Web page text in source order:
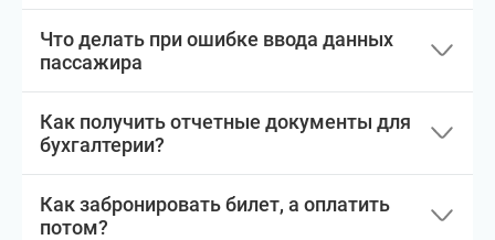
Что делать при ошибке ввода данных
пассажира
Как получить отчетные документы для
бухгалтерии?
Как забронировать билет, а оплатить
потом?